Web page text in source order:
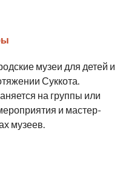
музеи для детей и
Суккота.
на группы или
и мастер-
музеев.